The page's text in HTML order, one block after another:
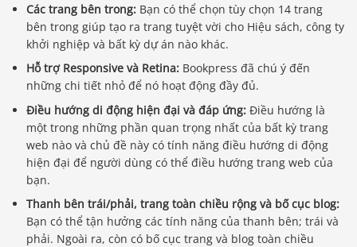
Các trang bên trong: Bạn có thể chọn tùy chọn 14 trang
bên trong giúp tạo ra trang tuyệt vời cho Hiệu sách, công ty
khởi nghiệp và bất kỳ dự án nào khác.
Hỗ trợ Responsive và Retina: Bookpress đã chú ý đến
những chi tiết nhỏ để nó hoạt động đầy đủ.
Điều hướng di động hiện đại và đáp ứng: Điều hướng là
một trong những phần quan trọng nhất của bất kỳ trang
web nào và chủ đề này có tính năng điều hướng di động
hiện đại để người dùng có thể điều hướng trang web của
bạn.
Thanh bên trái/phải, trang toàn chiều rộng và bố cục blog:
Bạn có thể tận hưởng các tính năng của thanh bên; trái và
phải. Ngoài ra, còn có bố cục trang và blog toàn chiều